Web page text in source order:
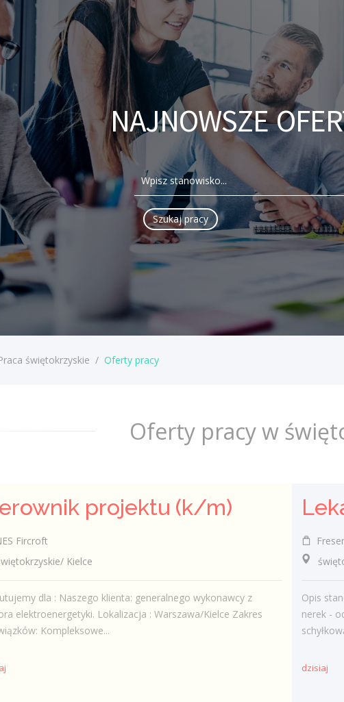
NAJNOWSZE
świętokrzyskie / Oferty pracy
Oferty pracy w
projektu (k/m)
Fircroft
Kielce
dla : Naszego klienta: generalnego wykonawcy z
elektroenergetyki. Lokalizacja : Warszawa/Kielce Zakres
Kompleksowe...
Opis
nerek -
dzisiaj